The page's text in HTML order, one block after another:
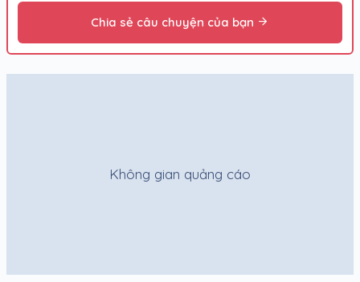
Chia sẻ câu chuyện của bạn